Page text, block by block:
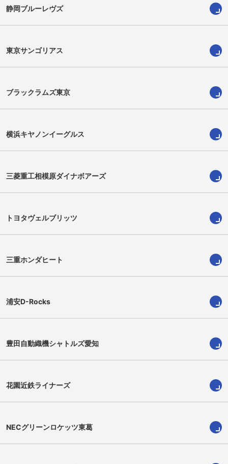
山本敦輝
Atsuki Yamamoto Sanshiro Kihara
小川寛大
Kanta Ogawa Shuhei Takeuchi
堀越康介
Kosuke Horikoshi Kienori Go
静岡ブルーレヴズ
東京サンゴリアス
ブラックラムズ東京
横浜キヤノンイーグルス
三菱重工相模原ダイナボアーズ
トヨタヴェルブリッツ
三重ホンダヒート
浦安D-Rocks
豊田自動織機シャトルズ愛知
花園近鉄ライナーズ
NECグリーンロケッツ東葛